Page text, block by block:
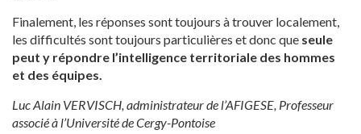
Finalement, les réponses sont toujours à trouver localement,
les difficultés sont toujours particulières et donc que seule
peut y répondre l’intelligence territoriale des hommes
et des équipes.
Luc Alain VERVISCH, administrateur de l’AFIGESE, Professeur
associé à l’Université de Cergy-Pontoise